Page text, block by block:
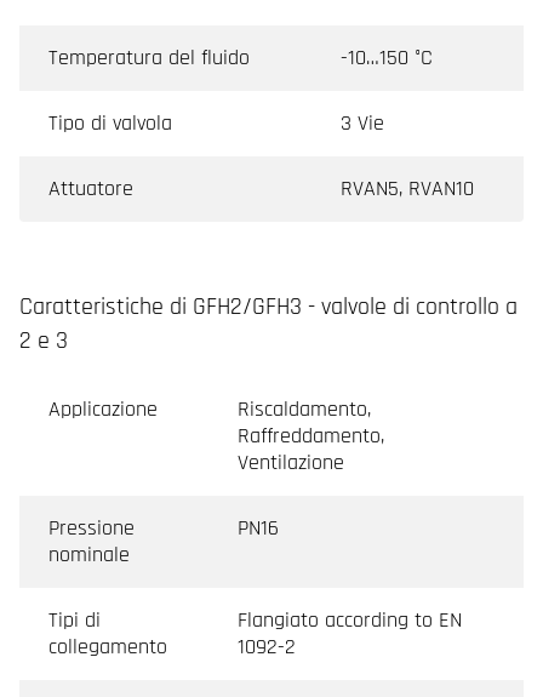
Temperatura del fluido -10…150 °C
Tipo di valvola 3 Vie
Attuatore RVAN5, RVAN10
Caratteristiche di GFH2/GFH3 - valvole di controllo a
2 e 3
Applicazione
Riscaldamento,
Raffreddamento,
Ventilazione
Pressione
nominale
PN16
Tipi di
collegamento
Flangiato according to EN
1092-2